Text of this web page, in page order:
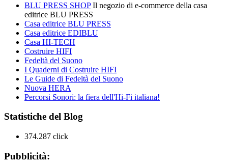
BLU PRESS SHOPIl negozio di e-commerce della casa
editrice BLU PRESS
Casa editrice BLU PRESS
Casa editrice EDIBLU
Casa HI-TECH
Costruire HIFI
Fedeltà del Suono
I Quaderni di Costruire HIFI
Le Guide di Fedeltà del Suono
Nuova HERA
Percorsi Sonori: la fiera dell'Hi-Fi italiana!
Statistiche del Blog
374.287 click
Pubblicità: